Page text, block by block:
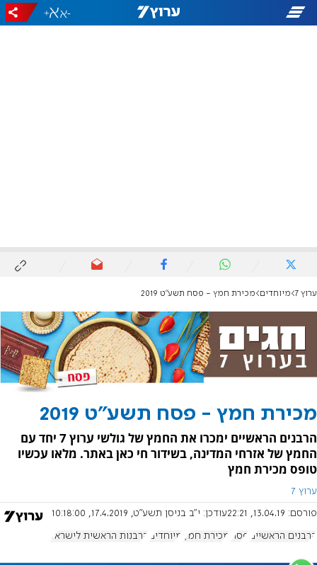
-
+
ערוץ 7 מיוחדים מכירת חמץ - פסח תשע"ט 2019
מכירת חמץ - פסח תשע"ט 2019
הרבנים הראשיים ימכרו את החמץ של גולשי ערוץ 7 יחד עם
החמץ של אזרחי המדינה, בשידור חי כאן באתר. מלאו עכשיו
טופס מכירת חמץ
ערוץ 7
פורסם: 13.04.19, 22:21 עודכן: י"ב בניסן תשע"ט, 17.4.2019, 10:18:00
הרבנים הראשיים פסח מכירת חמץ מיוחדים הרבנות הראשית לישראל